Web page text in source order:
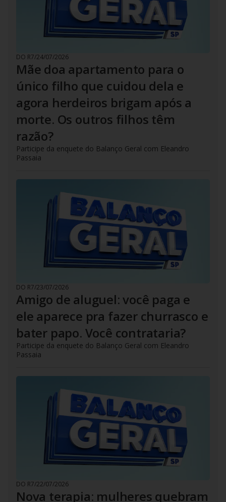
DO R7/24/07/2026
Mãe doa apartamento para o
único filho que cuidou dela e
agora herdeiros brigam após a
morte. Os outros filhos têm
razão?
Participe da enquete do Balanço Geral com Eleandro
Passaia
DO R7/23/07/2026
Amigo de aluguel: você paga e
ele aparece pra fazer churrasco e
bater papo. Você contrataria?
Participe da enquete do Balanço Geral com Eleandro
Passaia
DO R7/22/07/2026
Nova terapia: mulheres quebram